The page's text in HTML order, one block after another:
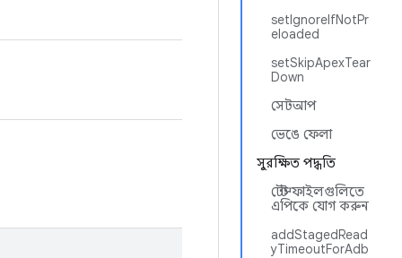
setIgnoreIfNotPr
eloaded
setSkipApexTear
Down
সেটআপ
ভেঙে ফেলা
সুরক্ষিত পদ্ধতি
টেস্ট ফাইলগুলিতে
এপিকে যোগ করুন
addStagedRead
yTimeoutForAdb